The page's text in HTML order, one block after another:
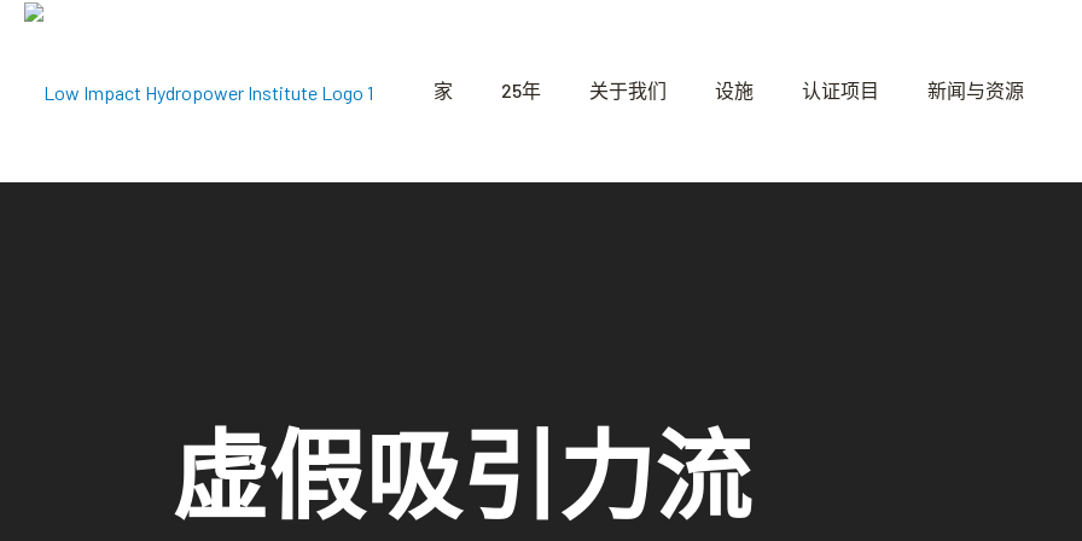
家 25年 关于我们 设施 认证项目 新闻与资源
虚假吸引力流